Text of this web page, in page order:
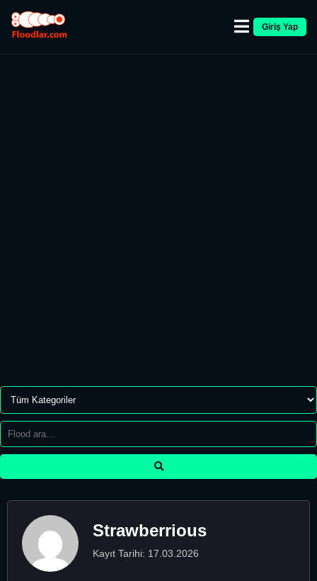
Giriş Yap
Strawberrious
Kayıt Tarihi: 17.03.2026